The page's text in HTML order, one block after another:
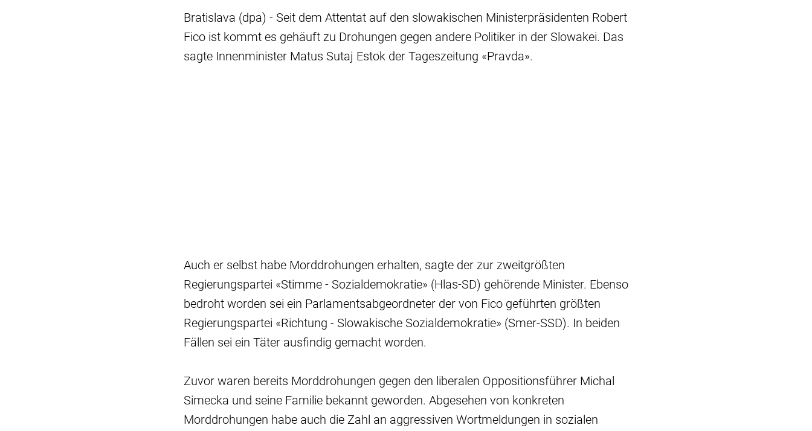
Bratislava (dpa) - Seit dem Attentat auf den slowakischen Ministerpräsidenten Robert
Fico ist kommt es gehäuft zu Drohungen gegen andere Politiker in der Slowakei. Das
sagte Innenminister Matus Sutaj Estok der Tageszeitung «Pravda».
Auch er selbst habe Morddrohungen erhalten, sagte der zur zweitgrößten
Regierungspartei «Stimme - Sozialdemokratie» (Hlas-SD) gehörende Minister. Ebenso
bedroht worden sei ein Parlamentsabgeordneter der von Fico geführten größten
Regierungspartei «Richtung - Slowakische Sozialdemokratie» (Smer-SSD). In beiden
Fällen sei ein Täter ausfindig gemacht worden.
Zuvor waren bereits Morddrohungen gegen den liberalen Oppositionsführer Michal
Simecka und seine Familie bekannt geworden. Abgesehen von konkreten
Morddrohungen habe auch die Zahl an aggressiven Wortmeldungen in sozialen